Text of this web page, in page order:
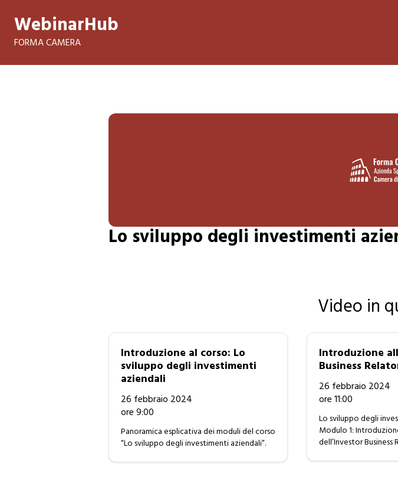
WebinarHub
FORMA CAMERA
Lo sviluppo degli investimenti
Video in
Introduzione al corso: Lo
sviluppo degli investimenti
aziendali
26 febbraio 2024
ore 9:00
Panoramica esplicativa dei moduli del corso
“Lo sviluppo degli investimenti aziendali”.
Introduzione
Business
26 febbraio 2024
ore 11:00
Lo sviluppo degli
Modulo 1:
dell’Investor Business